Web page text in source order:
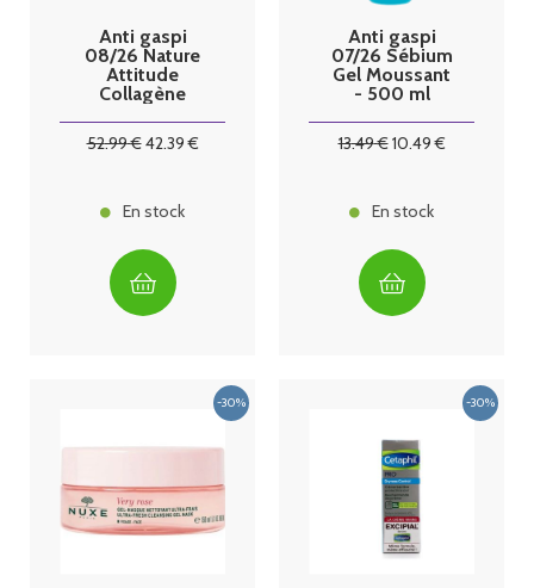
Anti gaspi
08/26 Nature
Attitude
Collagène
G
52.99€42.39€
En stock
Anti gaspi
07/26 Sébium
Gel Moussant
- 500 ml
13.49€10.49€
En stock